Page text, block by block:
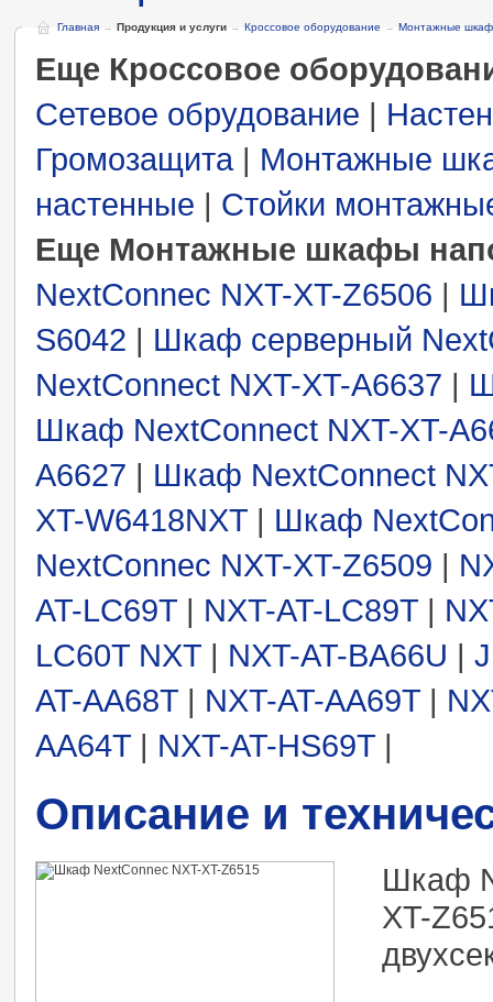
Главная → Продукция и услуги → Кроссовое оборудование → Монтажные
Еще Кроссовое
Сетевое обрудование |
Громозащита| Монтажные
настенные | Стойки
Еще Монтажные шкафы
NextConnec NXT-XT-Z6506 |
S6042 | Шкаф серверный
NextConnect NXT-XT-A6637 |
Шкаф NextConnect NXT-XT-
A6627 | Шкаф NextConnect
XT-W6418NXT | Шкаф
NextConnec NXT-XT-Z6509 |
AT-LC69T | NXT-AT-LC89T |
LC60T NXT | NXT-AT-BA66U |
AT-AA68T | NXT-AT-AA69T |
AA64T | NXT-AT-HS69T |
Описание и
Шкаф
XT-